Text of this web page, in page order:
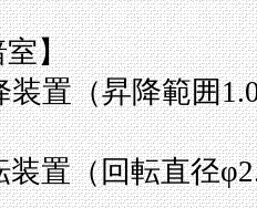
室】
置（昇降範囲
置（回転直径